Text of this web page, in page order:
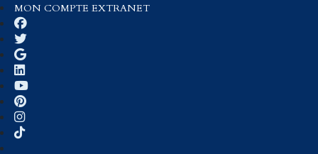
MON COMPTE EXTRANET